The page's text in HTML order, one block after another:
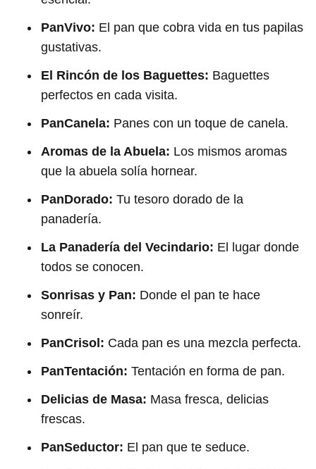
PanVivo: El pan que cobra vida en tus papilas
gustativas.
El Rincón de los Baguettes: Baguettes
perfectos en cada visita.
PanCanela: Panes con un toque de canela.
Aromas de la Abuela: Los mismos aromas
que la abuela solía hornear.
PanDorado: Tu tesoro dorado de la
panadería.
La Panadería del Vecindario: El lugar donde
todos se conocen.
Sonrisas y Pan: Donde el pan te hace
sonreír.
PanCrisol: Cada pan es una mezcla perfecta.
PanTentación: Tentación en forma de pan.
Delicias de Masa: Masa fresca, delicias
frescas.
PanSeductor: El pan que te seduce.